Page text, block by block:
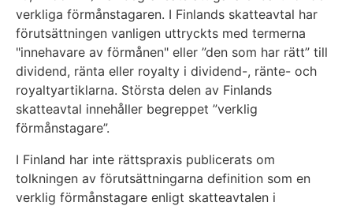
verkliga förmånstagaren. I Finlands skatteavtal har
förutsättningen vanligen uttryckts med termerna
"innehavare av förmånen" eller ”den som har rätt” till
dividend, ränta eller royalty i dividend-, ränte- och
royaltyartiklarna. Största delen av Finlands
skatteavtal innehåller begreppet ”verklig
förmånstagare”.
I Finland har inte rättspraxis publicerats om
tolkningen av förutsättningarna definition som en
verklig förmånstagare enligt skatteavtalen i